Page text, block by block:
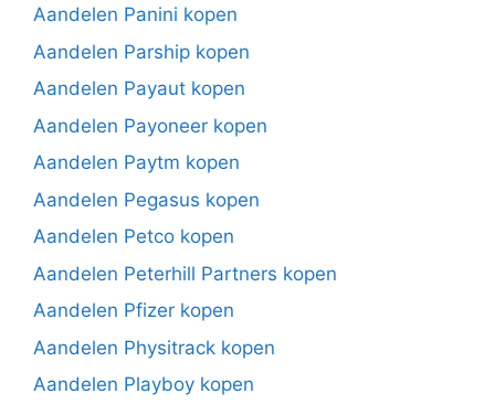
Aandelen Panini kopen
Aandelen Parship kopen
Aandelen Payaut kopen
Aandelen Payoneer kopen
Aandelen Paytm kopen
Aandelen Pegasus kopen
Aandelen Petco kopen
Aandelen Peterhill Partners kopen
Aandelen Pfizer kopen
Aandelen Physitrack kopen
Aandelen Playboy kopen